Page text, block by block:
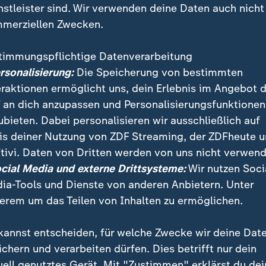
die in Lettland mit mehr als 1,5 Promille erwischt
Diese werden in die Ukraine als
sind. Wir verwenden deine Daten auch nicht
Zwecken.
Datenverarbeitung
Die Speicherung von bestimmten
ermöglicht uns, dein Erlebnis im Angebot
an dich anzupassen und Personalisierungsfunktionen
Dabei personalisieren wir ausschließlich auf
deiner Nutzung von ZDF Streaming, der ZDFheute
Daten von Dritten werden von uns nicht
Media und externe Drittsysteme:Wir nutzen
Tools und Dienste von anderen Anbietern. Unter
um das Teilen von Inhalten zu ermöglichen.
entscheiden, für welche Zwecke wir deine
und verarbeiten dürfen. Dies betrifft nur dein